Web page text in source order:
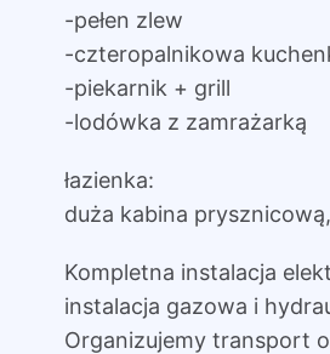
-pełen zlew
-czteropalnikowa
-piekarnik + grill
-lodówka z zamrażarką
łazienka:
duża kabina
Kompletna instalacja
instalacja gazowa i
Organizujemy transport